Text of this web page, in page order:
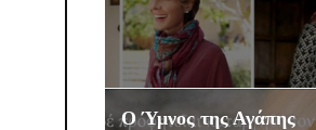
Ο Ύμνος της Αγάπης